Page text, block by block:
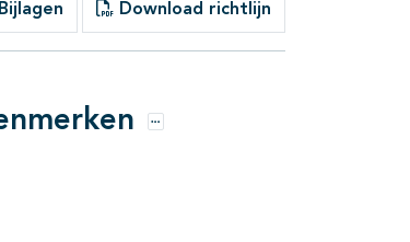
Bijlagen Download richtlijn
Opties